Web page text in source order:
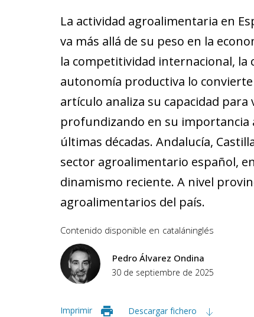
La actividad agroalimentaria en
va más allá de su peso en la
la competitividad internacional,
autonomía productiva lo
artículo analiza su capacidad
profundizando en su importancia
últimas décadas. Andalucía,
sector agroalimentario español,
dinamismo reciente. A nivel
agroalimentarios del país.
Contenido disponible en cataláninglés
Pedro Álvarez Ondina
30 de septiembre de 2025
Imprimir Descargar fichero